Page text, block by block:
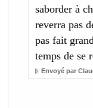
saborder à
reverra pas
pas fait
temps de se
Envoyé par